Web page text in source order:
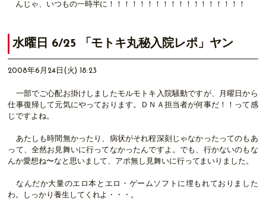
んじゃ、いつもの一時半に！！！！！！！！！！！！！！！！！！
水曜日 6/25 「モトキ丸秘入院レポ」ヤン
2008年6月24日(火) 18:23
一部でご心配お掛けしましたモルモトキ入院騒動ですが、月曜日から
仕事復帰して元気にやっております。ＤＮＡ担当者が何事だ！！って感
じですよね。
あたしも時間無かったり、病状がそれ程深刻じゃなかったってのもあ
って、全然お見舞いに行ってなかったんですよ。でも、行かないのもな
んか愛想ね〜なと思いまして、アポ無し見舞いに行ってまいりました。
なんだか大量のエロ本とエロ・ゲームソフトに埋もれておりました
わ。しっかり養生してくれよ・・・。